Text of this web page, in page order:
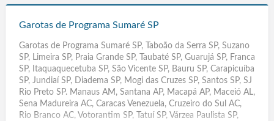
Sumaré
Garotas de Programa Sumaré SP
Garotas de Programa Sumaré SP, Taboão da Serra SP, Suzano
SP, Limeira SP, Praia Grande SP, Taubaté SP, Guarujá SP, Franca
SP, Itaquaquecetuba SP, São Vicente SP, Bauru SP, Carapicuíba
SP, Jundiaí SP, Diadema SP, Mogi das Cruzes SP, Santos SP, SJ
Rio Preto SP. Manaus AM, Santana AP, Macapá AP, Maceió AL,
Sena Madureira AC, Caracas Venezuela, Cruzeiro do Sul AC,
Rio Branco AC, Votorantim SP, Tatuí SP, Várzea Paulista SP,